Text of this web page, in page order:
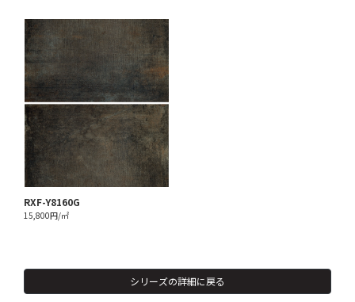
RXF-Y8160G
15,800円/㎡
シリーズの詳細に戻る